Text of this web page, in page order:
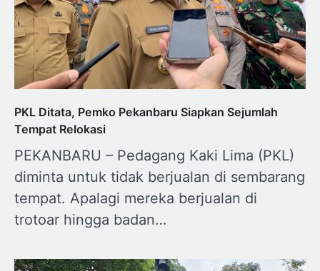
PKL Ditata, Pemko Pekanbaru Siapkan Sejumlah
Tempat Relokasi
PEKANBARU – Pedagang Kaki Lima (PKL)
diminta untuk tidak berjualan di sembarang
tempat. Apalagi mereka berjualan di
trotoar hingga badan…